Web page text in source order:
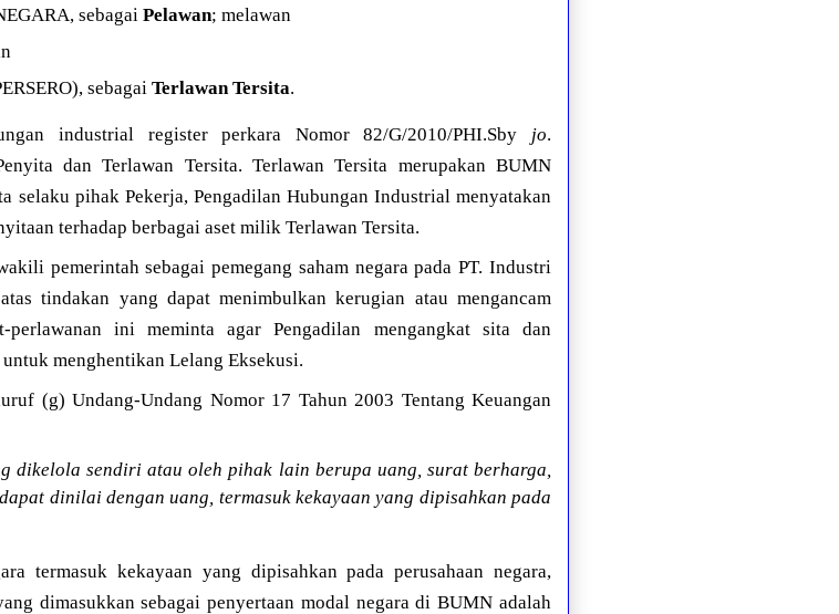
sebagai Pelawan; melawan
sebagai Terlawan Tersita.
industrial register perkara Nomor 82/G/2010/PHI.Sby jo.
dan Terlawan Tersita. Terlawan Tersita merupakan BUMN
selaku pihak Pekerja, Pengadilan Hubungan Industrial menyatakan
terhadap berbagai aset milik Terlawan Tersita.
pemerintah sebagai pemegang saham negara pada PT. Industri
tindakan yang dapat menimbulkan kerugian atau mengancam
perlawanan ini meminta agar Pengadilan mengangkat sita dan
menghentikan Lelang Eksekusi.
(g) Undang-Undang Nomor 17 Tahun 2003 Tentang Keuangan
dikelola sendiri atau oleh pihak lain berupa uang, surat berharga,
dinilai dengan uang, termasuk kekayaan yang dipisahkan pada
termasuk kekayaan yang dipisahkan pada perusahaan negara,
dimasukkan sebagai penyertaan modal negara di BUMN adalah